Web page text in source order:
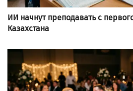
ИИ начнут преподавать с
Казахстана